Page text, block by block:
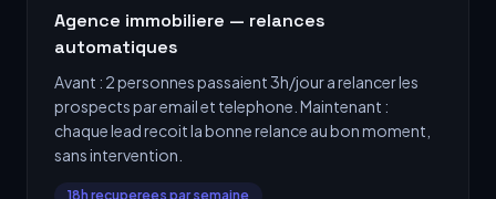
Agence immobiliere — relances
automatiques
Avant : 2 personnes passaient 3h/jour a relancer les
prospects par email et telephone. Maintenant :
chaque lead recoit la bonne relance au bon moment,
sans intervention.
18h recuperees par semaine